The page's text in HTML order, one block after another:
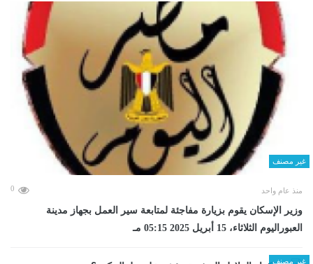
غير مصنف
منذ عام واحد 0
وزير الإسكان يقوم بزيارة مفاجئة لمتابعة سير العمل بجهاز مدينة
العبوراليوم الثلاثاء، 15 أبريل 2025 05:15 مـ
غير مصنف